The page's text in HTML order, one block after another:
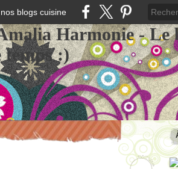
blogs cuisine
Harmonie - Le
temps :)